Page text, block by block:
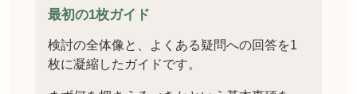
最初の1枚ガイド
検討の全体像と、よくある疑問への回答を1
枚に凝縮したガイドです。